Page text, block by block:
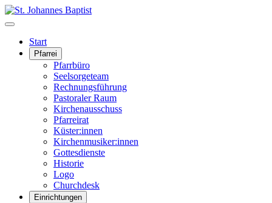
Start
Pfarrei
Pfarrbüro
Seelsorgeteam
Rechnungsführung
Pastoraler Raum
Kirchenausschuss
Pfarreirat
Küster:innen
Kirchenmusiker:innen
Gottesdienste
Historie
Logo
Churchdesk
Einrichtungen